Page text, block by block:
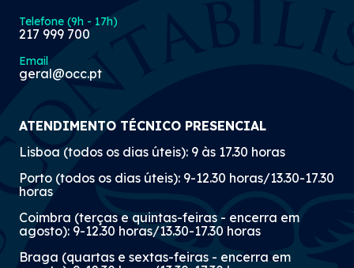
Telefone (9h - 17h)
217 999 700
Email
geral@occ.pt
ATENDIMENTO TÉCNICO PRESENCIAL
Lisboa (todos os dias úteis): 9 às 17.30 horas
Porto (todos os dias úteis): 9-12.30 horas/13.30-17.30
horas
Coimbra (terças e quintas-feiras - encerra em
agosto): 9-12.30 horas/13.30-17.30 horas
Braga (quartas e sextas-feiras - encerra em